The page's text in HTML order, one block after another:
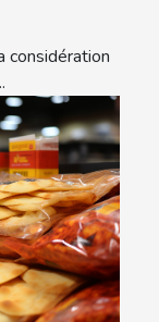
considération